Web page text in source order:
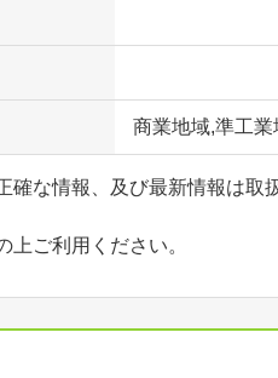
商業地域,準工業
確な情報、及び最新情報は取
ご利用ください。